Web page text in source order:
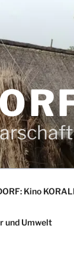
Kino
und Umwelt